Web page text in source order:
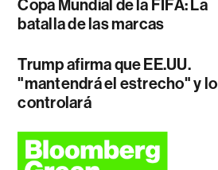
Copa Mundial de la FIFA: La
batalla de las marcas
Trump afirma que EE.UU.
"mantendrá el estrecho" y lo
controlará